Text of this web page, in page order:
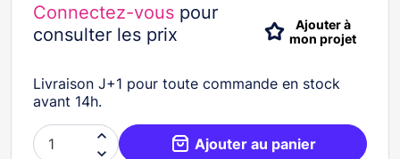
Connectez-vous pour
consulter les prix
Ajouter à
mon projet
Livraison J+1 pour toute commande en stock
avant 14h.

 Ajouter au panier